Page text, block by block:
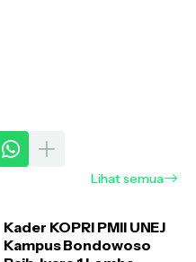
Lihat semua
Kader KOPRI PMII UNEJ
Kampus Bondowoso